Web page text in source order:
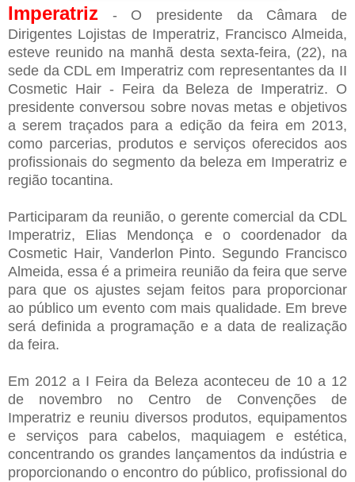
Imperatriz - O presidente da Câmara de
Dirigentes Lojistas de Imperatriz, Francisco Almeida,
esteve reunido na manhã desta sexta-feira, (22), na
sede da CDL em Imperatriz com representantes da II
Cosmetic Hair - Feira da Beleza de Imperatriz. O
presidente conversou sobre novas metas e objetivos
a serem traçados para a edição da feira em 2013,
como parcerias, produtos e serviços oferecidos aos
profissionais do segmento da beleza em Imperatriz e
região tocantina.
Participaram da reunião, o gerente comercial da CDL
Imperatriz, Elias Mendonça e o coordenador da
Cosmetic Hair, Vanderlon Pinto. Segundo Francisco
Almeida, essa é a primeira reunião da feira que serve
para que os ajustes sejam feitos para proporcionar
ao público um evento com mais qualidade. Em breve
será definida a programação e a data de realização
da feira.
Em 2012 a I Feira da Beleza aconteceu de 10 a 12
de novembro no Centro de Convenções de
Imperatriz e reuniu diversos produtos, equipamentos
e serviços para cabelos, maquiagem e estética,
concentrando os grandes lançamentos da indústria e
proporcionando o encontro do público, profissional do